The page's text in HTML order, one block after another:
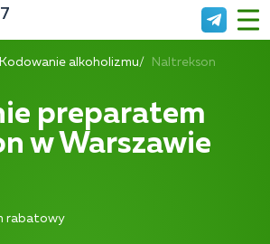
Kodowanie alkoholizmu Naltrekson
preparatem
w Warszawie
rabatowy